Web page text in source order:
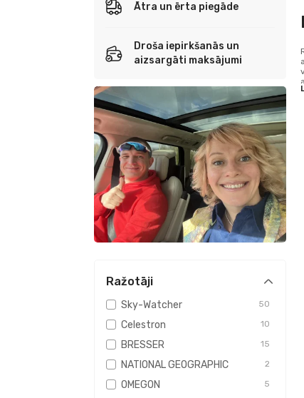
Ātra un ērta piegāde
Droša iepirkšanās un
aizsargāti maksājumi
Ražotāji
Sky-Watcher 50
Celestron 10
BRESSER 15
NATIONAL GEOGRAPHIC 2
OMEGON 5